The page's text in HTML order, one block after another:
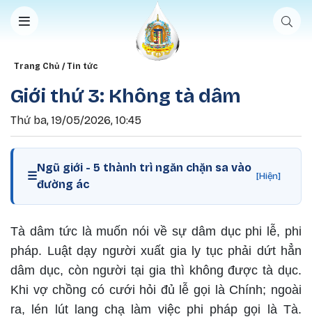
Nhảy đến nội dung
Breadcrumb
Trang Chủ Tin tức
Giới thứ 3: Không tà dâm
Thứ ba, 19/05/2026, 10:45
☰
Ngũ giới - 5 thành trì ngăn chặn sa vào
đường ác
[Hiện]
Tà dâm tức là muốn nói về sự dâm dục phi lễ, phi
pháp. Luật dạy người xuất gia ly tục phải dứt hẳn
dâm dục, còn người tại gia thì không được tà dục.
Khi vợ chồng có cưới hỏi đủ lễ gọi là Chính; ngoài
ra, lén lút lang chạ làm việc phi pháp gọi là Tà.